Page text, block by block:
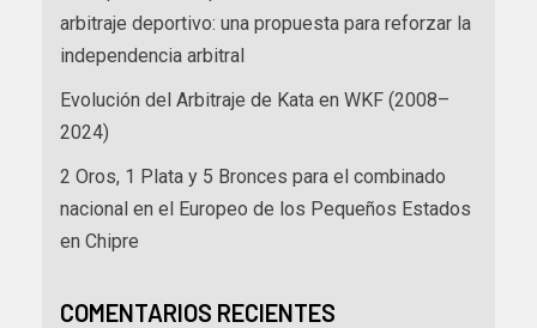
arbitraje deportivo: una propuesta para reforzar la
independencia arbitral
Evolución del Arbitraje de Kata en WKF (2008–
2024)
2 Oros, 1 Plata y 5 Bronces para el combinado
nacional en el Europeo de los Pequeños Estados
en Chipre
COMENTARIOS RECIENTES